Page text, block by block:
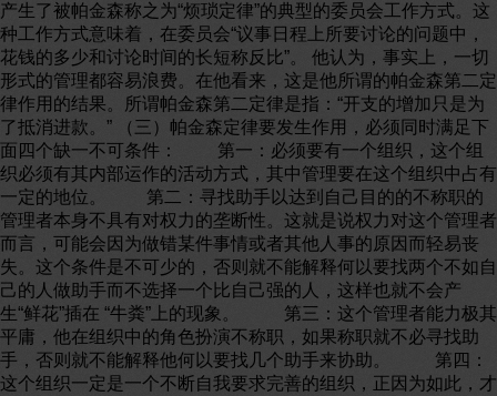
产生了被帕金森称之为“烦琐定律”的典型的委员会工作方式。这
种工作方式意味着，在委员会“议事日程上所要讨论的问题中，
花钱的多少和讨论时间的长短称反比”。 他认为，事实上，一切
形式的管理都容易浪费。在他看来，这是他所谓的帕金森第二定
律作用的结果。所谓帕金森第二定律是指：“开支的增加只是为
了抵消进款。” （三）帕金森定律要发生作用，必须同时满足下
面四个缺一不可条件： 第一：必须要有一个组织，这个组
织必须有其内部运作的活动方式，其中管理要在这个组织中占有
一定的地位。 第二：寻找助手以达到自己目的的不称职的
管理者本身不具有对权力的垄断性。这就是说权力对这个管理者
而言，可能会因为做错某件事情或者其他人事的原因而轻易丧
失。这个条件是不可少的，否则就不能解释何以要找两个不如自
己的人做助手而不选择一个比自己强的人，这样也就不会产
生“鲜花”插在 “牛粪”上的现象。 第三：这个管理者能力极其
平庸，他在组织中的角色扮演不称职，如果称职就不必寻找助
手，否则就不能解释他何以要找几个助手来协助。 第四：
这个组织一定是一个不断自我要求完善的组织，正因为如此，才